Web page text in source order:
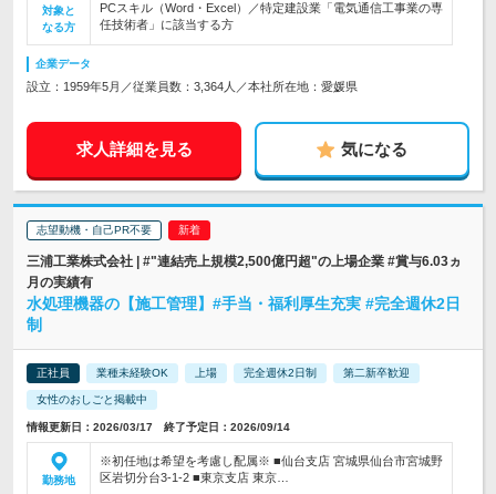
対象と
なる方
PCスキル（Word・Excel）／特定建設業「電気通信工事業の専
任技術者」に該当する方
企業データ
設立：1959年5月／従業員数：3,364人／本社所在地：愛媛県
求人詳細を見る 気になる
志望動機・自己PR不要
三浦工業株式会社 | #"連結売上規模2,500億円超"の上場企業 #賞与6.03ヵ
月の実績有
水処理機器の【施工管理】#手当・福利厚生充実 #完全週休2日
制
正社員 業種未経験OK 上場 完全週休2日制 第二新卒歓迎
女性のおしごと掲載中
情報更新日：2026/03/17 終了予定日：2026/09/14
勤務地
※初任地は希望を考慮し配属※ ■仙台支店 宮城県仙台市宮城野
区岩切分台3-1-2 ■東京支店 東京…